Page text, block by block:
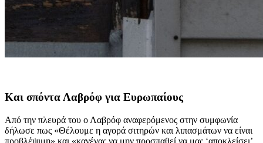
Και σπόντα Λαβρόφ για Ευρωπαίους
Από την πλευρά του ο Λαβρόφ αναφερόμενος στην συμφωνία
δήλωσε πως «Θέλουμε η αγορά σιτηρών και λιπασμάτων να είναι
προβλέψιμη» και «κανένας να μην προσπαθεί να μας ‘αποκλείσει’